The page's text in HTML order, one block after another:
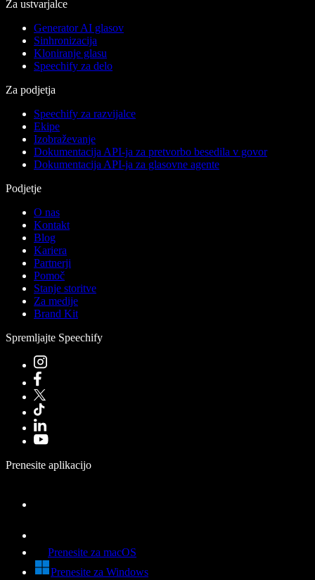
Za ustvarjalce
Generator AI glasov
Sinhronizacija
Kloniranje glasu
Speechify za delo
Za podjetja
Speechify za razvijalce
Ekipe
Izobraževanje
Dokumentacija API-ja za pretvorbo besedila v govor
Dokumentacija API-ja za glasovne agente
Podjetje
O nas
Kontakt
Blog
Kariera
Partnerji
Pomoč
Stanje storitve
Za medije
Brand Kit
Spremljajte Speechify
Prenesite aplikacijo
Prenesite za macOS
Prenesite za Windows